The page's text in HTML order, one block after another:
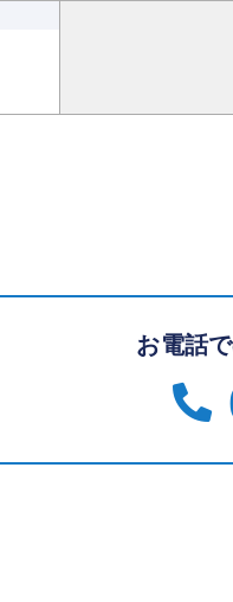
お電話